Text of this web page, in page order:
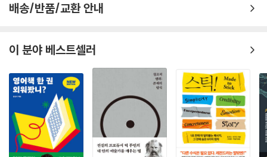
배송/반품/교환 안내
이 분야 베스트셀러